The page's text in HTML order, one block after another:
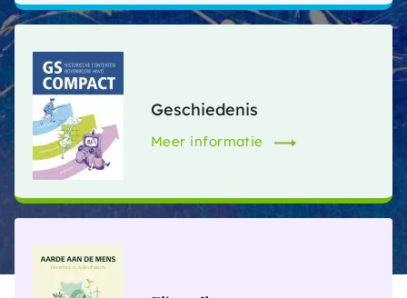
Geschiedenis
Meer informatie